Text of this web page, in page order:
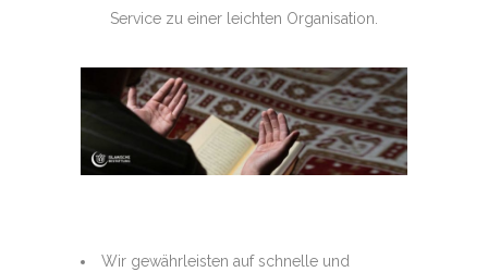
Service zu einer leichten Organisation.
Wir gewährleisten auf schnelle und